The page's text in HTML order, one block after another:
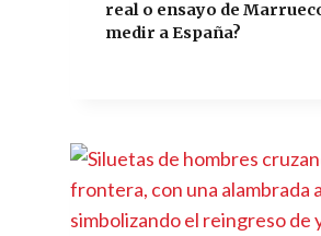
real o ensayo de
medir a España?